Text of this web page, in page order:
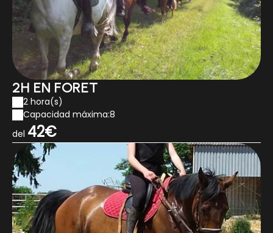
2H EN FORET
2 hora(s)
Capacidad máxima:8
del 42€